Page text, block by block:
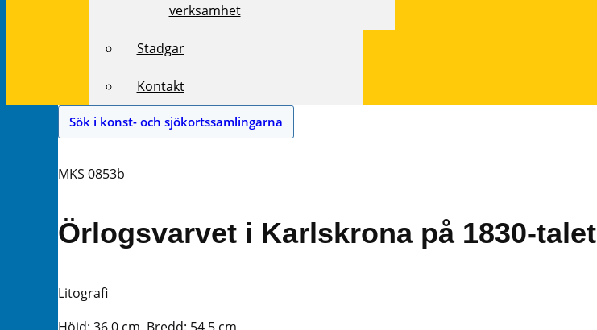
verksamhet
Stadgar
Kontakt
Sök i konst- och sjökortssamlingarna
MKS 0853b
Örlogsvarvet i Karlskrona på 1830-talet
Litografi